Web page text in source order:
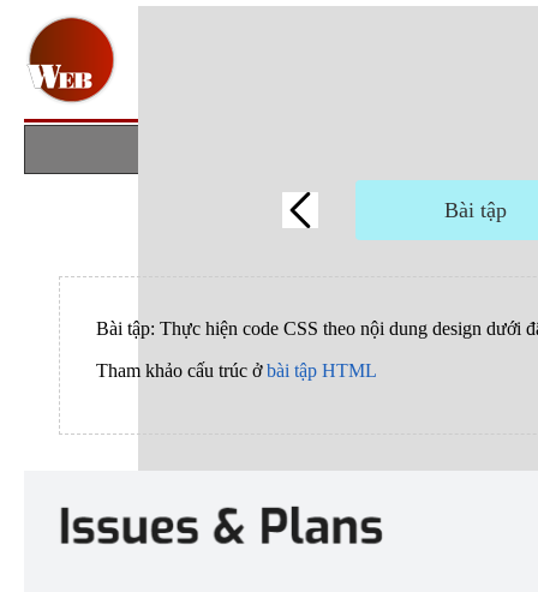
Bài tập
Bài tập: Thực hiện code CSS theo nội dung design dưới
Tham khảo cấu trúc ởbài tập HTML